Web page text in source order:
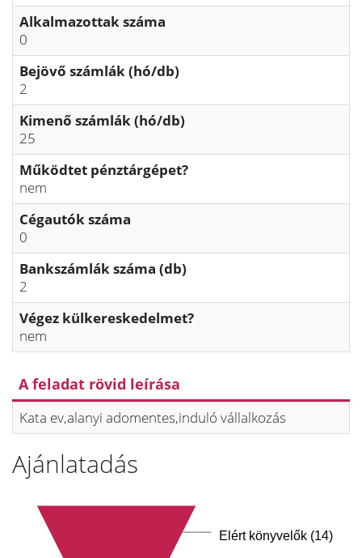
Alkalmazottak száma
0
Bejövő számlák (hó/db)
2
Kimenő számlák (hó/db)
25
Működtet pénztárgépet?
nem
Cégautók száma
0
Bankszámlák száma (db)
2
Végez külkereskedelmet?
nem
A feladat rövid leírása
Kata ev,alanyi adomentes,induló vállalkozás
Ajánlatadás
Elért könyvelők (14)